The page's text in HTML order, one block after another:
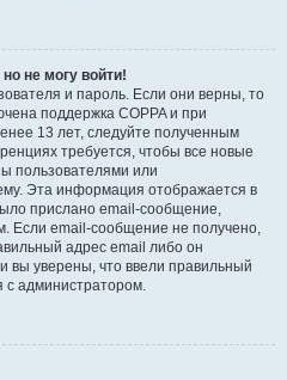
не могу войти!
и пароль. Если они верны, то
поддержка COPPA и при
13 лет, следуйте полученным
требуется, чтобы все новые
пользователями или
Эта информация отображается в
прислано email-сообщение,
Если email-сообщение не получено,
адрес email либо он
вы уверены, что ввели правильный
с администратором.